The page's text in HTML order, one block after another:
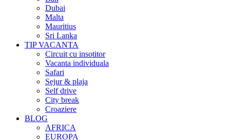
Dubai
Malta
Mauritius
Sri Lanka
TIP VACANTA
Circuit cu insotitor
Vacanta individuala
Safari
Sejur & plaja
Self drive
City break
Croaziere
BLOG
AFRICA
EUROPA